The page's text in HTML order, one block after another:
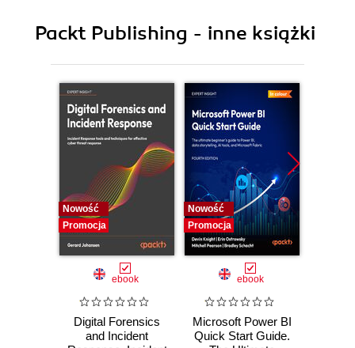
Packt Publishing - inne książki
Nowość
Promocja
ebook
Digital Forensics
and Incident
Nowość
Promocja
ebook
Microsoft Power BI
Quick Start Guide.